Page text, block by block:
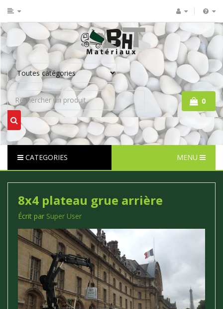
0
CATEGORIES MENU
8x4 plateau grue arrière
Écrit par Super User